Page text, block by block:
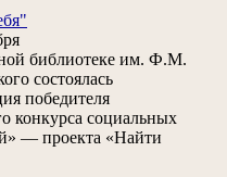
библиотеке им. Ф.М.
состоялась
победителя
конкурса социальных
— проекта «Найти